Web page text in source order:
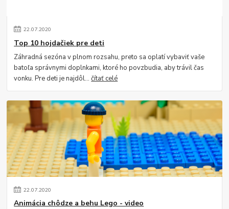
22.07.2020
Top 10 hojdačiek pre deti
Záhradná sezóna v plnom rozsahu, preto sa oplatí vybaviť vaše
batoľa správnymi doplnkami, ktoré ho povzbudia, aby trávil čas
vonku. Pre deti je najdôl...čítať celé
22.07.2020
Animácia chôdze a behu Lego - video